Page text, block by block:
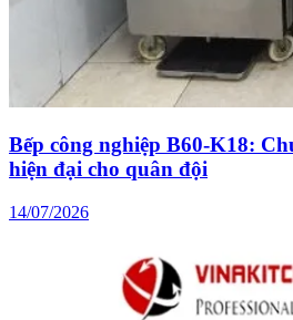
Bếp công nghiệp B60-K18:
hiện đại cho quân đội
14/07/2026